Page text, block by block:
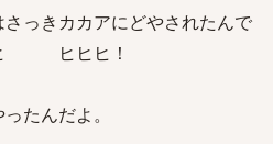
っきカカアにどやされたんで
ヒ ヒヒヒ！
たんだよ。